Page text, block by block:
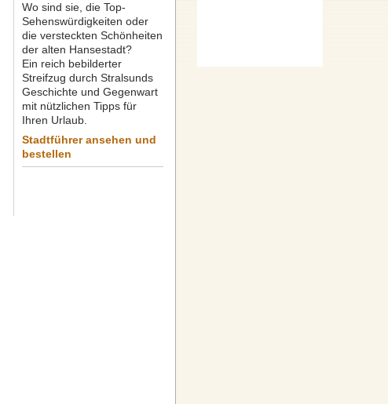
Wo sind sie, die Top-
Sehenswürdigkeiten oder
die versteckten Schönheiten
der alten Hansestadt?
Ein reich bebilderter
Streifzug durch Stralsunds
Geschichte und Gegenwart
mit nützlichen Tipps für
Ihren Urlaub.
Stadtführer ansehen und
bestellen